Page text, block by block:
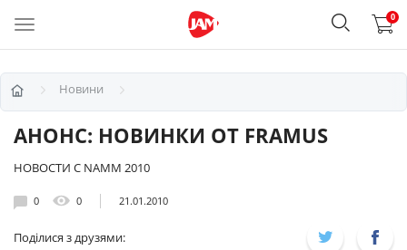
0
Новини
АНОНС: НОВИНКИ ОТ FRAMUS
НОВОСТИ С NAMM 2010
0 0 21.01.2010
Поділися з друзями: